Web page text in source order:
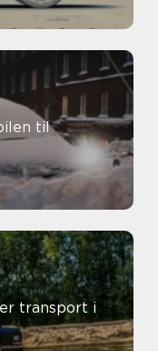
til
transport i